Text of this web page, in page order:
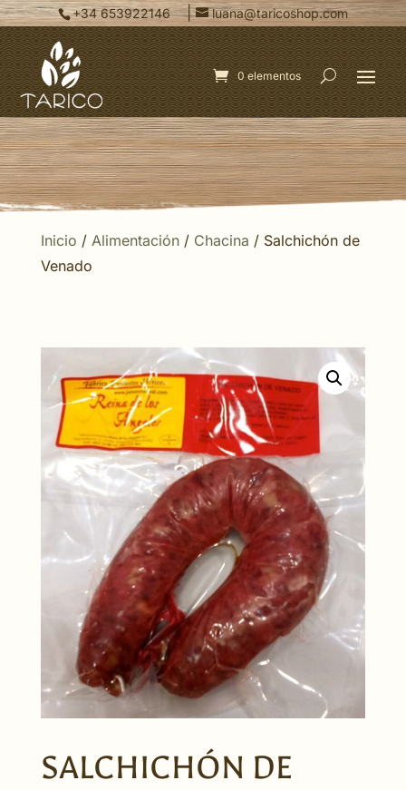
+34 653922146 | luana@taricoshop.com
0 elementos
Inicio / Alimentación/ Chacina / Salchichón de
Venado
SALCHICHÓN DE